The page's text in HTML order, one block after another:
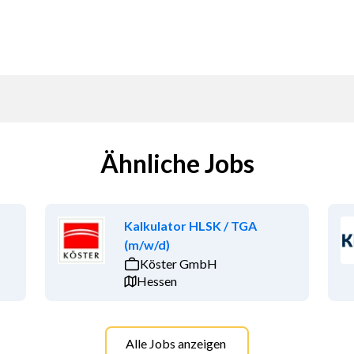
Ähnliche Jobs
Kalkulator HLSK / TGA
(m/w/d)
Köster GmbH
Hessen
Alle Jobs anzeigen